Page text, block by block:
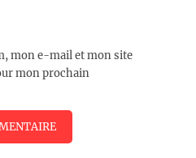
mon e-mail et mon site
mon prochain